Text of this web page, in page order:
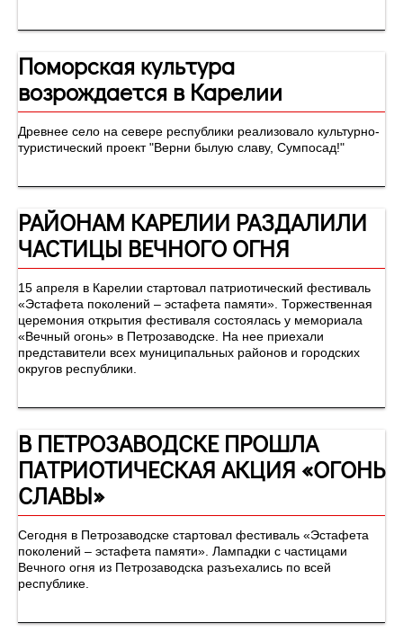
Поморская культура
возрождается в Карелии
Древнее село на севере республики реализовало культурно-
туристический проект "Верни былую славу, Сумпосад!"
РАЙОНАМ КАРЕЛИИ РАЗДАЛИЛИ
ЧАСТИЦЫ ВЕЧНОГО ОГНЯ
15 апреля в Карелии стартовал патриотический фестиваль
«Эстафета поколений – эстафета памяти». Торжественная
церемония открытия фестиваля состоялась у мемориала
«Вечный огонь» в Петрозаводске. На нее приехали
представители всех муниципальных районов и городских
округов республики.
В ПЕТРОЗАВОДСКЕ ПРОШЛА
ПАТРИОТИЧЕСКАЯ АКЦИЯ «ОГОНЬ
СЛАВЫ»
Сегодня в Петрозаводске стартовал фестиваль «Эстафета
поколений – эстафета памяти». Лампадки с частицами
Вечного огня из Петрозаводска разъехались по всей
республике.